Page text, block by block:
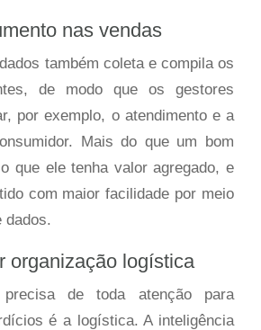
nas vendas
também coleta e compila os
de modo que os gestores
por exemplo, o atendimento e a
Mais do que um bom
que ele tenha valor agregado, e
com maior facilidade por meio
dados.
organização logística
de toda atenção para
é a logística. A inteligência